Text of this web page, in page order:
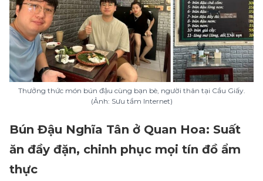
Thưởng thức món bún đậu cùng bạn bè, người thân tại Cầu Giấy.
(Ảnh: Sưu tầm Internet)
Bún Đậu Nghĩa Tân ở Quan Hoa: Suất
ăn đầy đặn, chinh phục mọi tín đồ ẩm
thực